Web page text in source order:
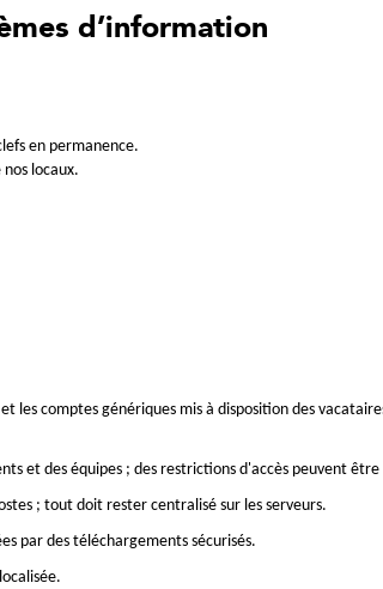
d’information
en permanence.
locaux.
les comptes génériques mis à disposition des
et des équipes ; des restrictions d'accès peuvent
; tout doit rester centralisé sur les serveurs.
par des téléchargements sécurisés.